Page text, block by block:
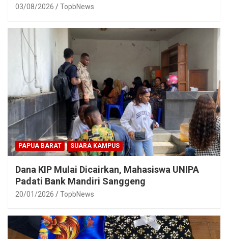
03/08/2026 TopbNews
PAPUA BARAT SUARA KAMPUS
Dana KIP Mulai Dicairkan, Mahasiswa UNIPA
Padati Bank Mandiri Sanggeng
20/01/2026 TopbNews